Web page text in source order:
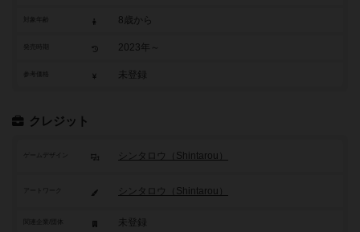
8歳から
2023年～
参考価格 未登録
クレジット
ゲームデザイン シンタロウ（Shintarou）
アートワーク シンタロウ（Shintarou）
未登録